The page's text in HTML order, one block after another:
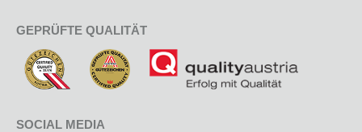
GEPRÜFTE QUALITÄT
SOCIAL MEDIA